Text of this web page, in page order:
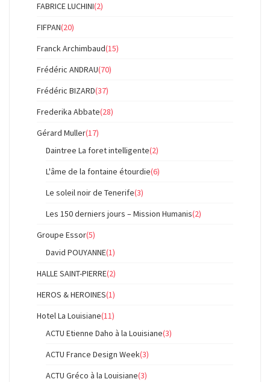
FABRICE LUCHINI(2)
FIFPAN(20)
Franck Archimbaud(15)
Frédéric ANDRAU(70)
Frédéric BIZARD(37)
Frederika Abbate(28)
Gérard Muller(17)
Daintree La foret intelligente(2)
L'âme de la fontaine étourdie(6)
Le soleil noir de Tenerife(3)
Les 150 derniers jours – Mission Humanis(2)
Groupe Essor(5)
David POUYANNE(1)
HALLE SAINT-PIERRE(2)
HEROS & HEROINES(1)
Hotel La Louisiane(11)
ACTU Etienne Daho à la Louisiane(3)
ACTU France Design Week(3)
ACTU Gréco à la Louisiane(3)